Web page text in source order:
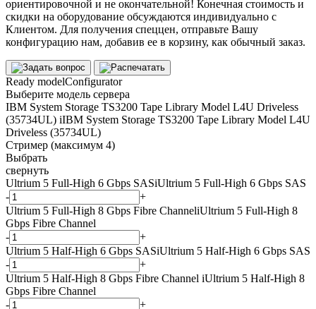
ориентировочной и не окончательной! Конечная стоимость и
скидки на оборудование обсуждаются индивидуально с
Клиентом. Для получения спеццен, отправьте Вашу
конфигурацию нам, добавив ее в корзину, как обычный заказ.
Ready modelConfigurator
Выберите модель сервера
IBM System Storage TS3200 Tape Library Model L4U Driveless
(35734UL) iIBM System Storage TS3200 Tape Library Model L4U
Driveless (35734UL)
Стример (максимум 4)
Выбрать
свернуть
Ultrium 5 Full-High 6 Gbps SASiUltrium 5 Full-High 6 Gbps SAS
-
+
Ultrium 5 Full-High 8 Gbps Fibre ChanneliUltrium 5 Full-High 8
Gbps Fibre Channel
-
+
Ultrium 5 Half-High 6 Gbps SASiUltrium 5 Half-High 6 Gbps SAS
-
+
Ultrium 5 Half-High 8 Gbps Fibre Channel iUltrium 5 Half-High 8
Gbps Fibre Channel
-
+